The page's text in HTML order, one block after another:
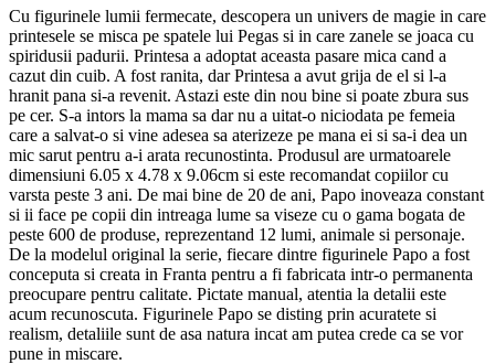
Cu figurinele lumii fermecate, descopera un univers de magie in care
printesele se misca pe spatele lui Pegas si in care zanele se joaca cu
spiridusii padurii. Printesa a adoptat aceasta pasare mica cand a
cazut din cuib. A fost ranita, dar Printesa a avut grija de el si l-a
hranit pana si-a revenit. Astazi este din nou bine si poate zbura sus
pe cer. S-a intors la mama sa dar nu a uitat-o niciodata pe femeia
care a salvat-o si vine adesea sa aterizeze pe mana ei si sa-i dea un
mic sarut pentru a-i arata recunostinta. Produsul are urmatoarele
dimensiuni 6.05 x 4.78 x 9.06cm si este recomandat copiilor cu
varsta peste 3 ani. De mai bine de 20 de ani, Papo inoveaza constant
si ii face pe copii din intreaga lume sa viseze cu o gama bogata de
peste 600 de produse, reprezentand 12 lumi, animale si personaje.
De la modelul original la serie, fiecare dintre figurinele Papo a fost
conceputa si creata in Franta pentru a fi fabricata intr-o permanenta
preocupare pentru calitate. Pictate manual, atentia la detalii este
acum recunoscuta. Figurinele Papo se disting prin acuratete si
realism, detaliile sunt de asa natura incat am putea crede ca se vor
pune in miscare.